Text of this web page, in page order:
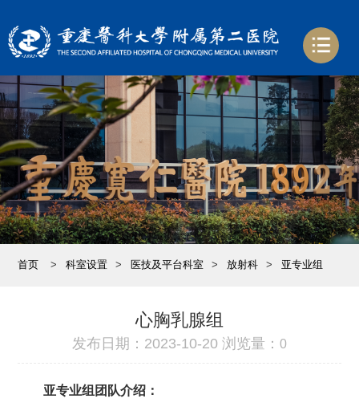
首页 > 科室设置 > 医技及平台科室 > 放射科 > 亚专业组
心胸乳腺组
发布日期：2023-10-20 浏览量： 0
亚专业组团队介绍：